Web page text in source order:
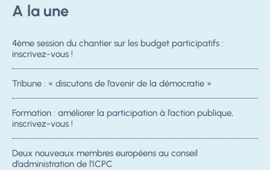
A la une
4ème session du chantier sur les budget participatifs :
inscrivez-vous !
Tribune : « discutons de l’avenir de la démocratie »
Formation : améliorer la participation à l’action publique,
inscrivez-vous !
Deux nouveaux membres européens au conseil
d’administration de l’ICPC